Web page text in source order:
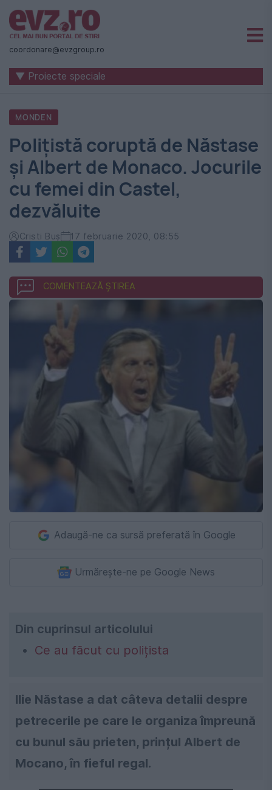
Știri
naționale
internaționale
România
-
Evenimentul
Zilei
coordonare@evzgroup.ro
▼ Proiecte speciale
MONDEN
Polițistă coruptă de Năstase
și Albert de Monaco. Jocurile
cu femei din Castel,
dezvăluite
Cristi Buș 17 februarie 2020, 08:55
COMENTEAZĂ ȘTIREA
Adaugă-ne ca sursă preferată în Google
Urmărește-ne pe Google News
Din cuprinsul articolului
Ce au făcut cu polițista
Ilie Năstase a dat câteva detalii despre
petrecerile pe care le organiza împreună
cu bunul său prieten, prințul Albert de
Mocano, în fieful regal.